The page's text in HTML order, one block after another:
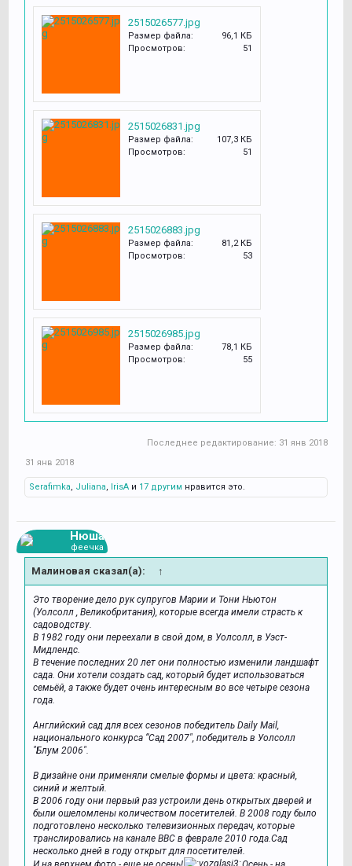
2515026577.jpg
Размер файла:
96,1 КБ
Просмотров:
51
2515026831.jpg
Размер файла:
107,3 КБ
Просмотров:
51
2515026883.jpg
Размер файла:
81,2 КБ
Просмотров:
53
2515026985.jpg
Размер файла:
78,1 КБ
Просмотров:
55
Последнее редактирование: 31 янв 2018
31 янв 2018
Serafimka, Juliana, IrisA и 17 другим нравится это.
Нюша
феечка
Малиновая сказал(а): ↑
Это творение дело рук супругов Марии и Тони Ньютон
(Уолсолл , Великобритания), которые всегда имели страсть к
садоводству.
В 1982 году они переехали в свой дом, в Уолсолл, в Уэст-
Мидлендс.
В течение последних 20 лет они полностью изменили ландшафт
сада. Они хотели создать сад, который будет использоваться
семьёй, а также будет очень интересным во все четыре сезона
года.
Английский сад для всех сезонов победитель Daily Mail,
национального конкурса “Сад 2007", победитель в Уолсолл
"Блум 2006″.
В дизайне они применяли смелые формы и цвета: красный,
синий и желтый.
В 2006 году они первый раз устроили день открытых дверей и
были ошеломлены количеством посетителей. В 2008 году было
подготовлено несколько телевизионных передач, которые
транслировались на канале BBC в феврале 2010 года.Сад
несколько дней в году открыт для посетителей.